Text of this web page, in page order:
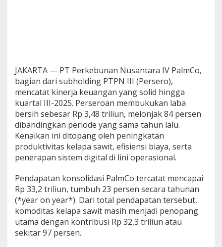
JAKARTA — PT Perkebunan Nusantara IV PalmCo,
bagian dari subholding PTPN III (Persero),
mencatat kinerja keuangan yang solid hingga
kuartal III-2025. Perseroan membukukan laba
bersih sebesar Rp 3,48 triliun, melonjak 84 persen
dibandingkan periode yang sama tahun lalu.
Kenaikan ini ditopang oleh peningkatan
produktivitas kelapa sawit, efisiensi biaya, serta
penerapan sistem digital di lini operasional.
Pendapatan konsolidasi PalmCo tercatat mencapai
Rp 33,2 triliun, tumbuh 23 persen secara tahunan
(*year on year*). Dari total pendapatan tersebut,
komoditas kelapa sawit masih menjadi penopang
utama dengan kontribusi Rp 32,3 triliun atau
sekitar 97 persen.